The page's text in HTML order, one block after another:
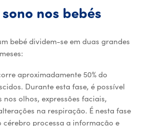
nos bebés
bebé dividem-se em duas grandes
aproximadamente 50% do
Durante esta fase, é possível
olhos, expressões faciais,
na respiração. É nesta fase
cérebro processa a informação e